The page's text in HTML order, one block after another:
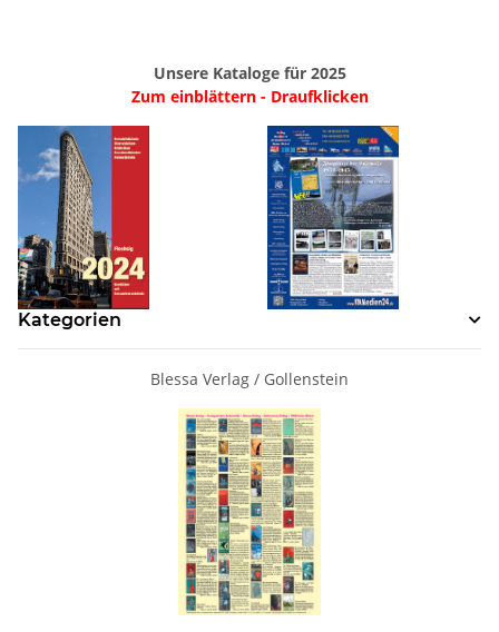
Unsere Kataloge für 2025
Zum einblättern - Draufklicken
Kategorien
Blessa Verlag / Gollenstein